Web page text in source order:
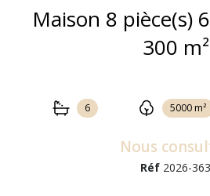
Maison 8 pièce(s) 6 chambre(s)
300 m²
6 5000 m²
Nous
Réf 2026-363